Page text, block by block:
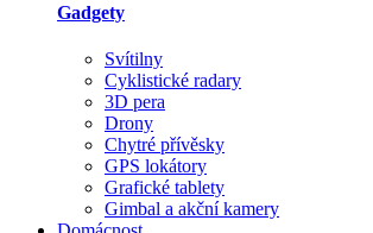
Gadgety
Svítilny
Cyklistické radary
3D pera
Drony
Chytré přívěsky
GPS lokátory
Grafické tablety
Gimbal a akční kamery